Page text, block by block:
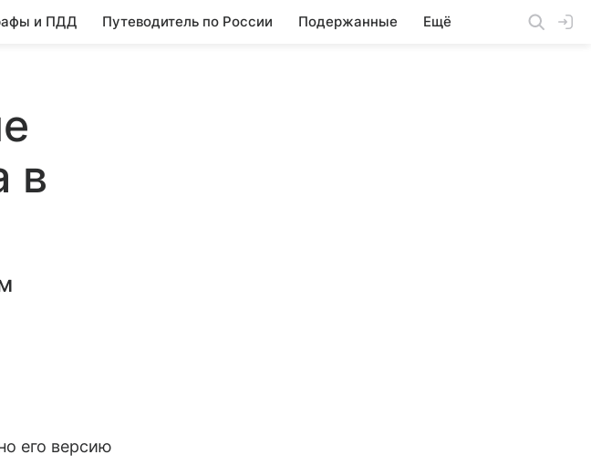
и ПДД Путеводитель по России Подержанные Ещё
в
его версию